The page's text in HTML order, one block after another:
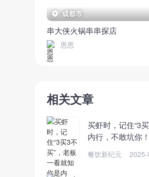
成都市
串大侠火锅串串探店
恩恩
相关文章
买虾时，记住“3
内行，不敢坑你！
餐饮新纪元